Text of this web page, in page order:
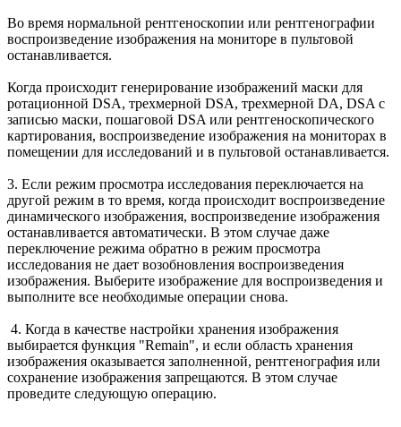
Во время нормальной рентгеноскопии или рентгенографии
воспроизведение изображения на мониторе в пультовой
останавливается.
Когда происходит генерирование изображений маски для
ротационной DSA, трехмерной DSA, трехмерной DA, DSA с
записью маски, пошаговой DSA или рентгеноскопического
картирования, воспроизведение изображения на мониторах в
помещении для исследований и в пультовой останавливается.
3. Если режим просмотра исследования переключается на
другой режим в то время, когда происходит воспроизведение
динамического изображения, воспроизведение изображения
останавливается автоматически. В этом случае даже
переключение режима обратно в режим просмотра
исследования не дает возобновления воспроизведения
изображения. Выберите изображение для воспроизведения и
выполните все необходимые операции снова.
4. Когда в качестве настройки хранения изображения
выбирается функция "Remain", и если область хранения
изображения оказывается заполненной, рентгенография или
сохранение изображения запрещаются. В этом случае
проведите следующую операцию.